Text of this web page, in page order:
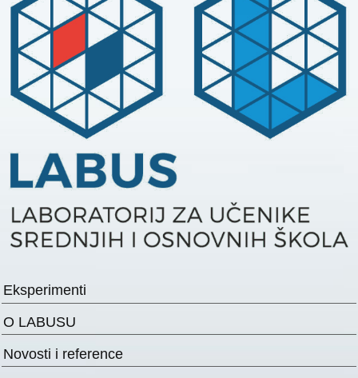
Eksperimenti
O LABUSU
Novosti i reference